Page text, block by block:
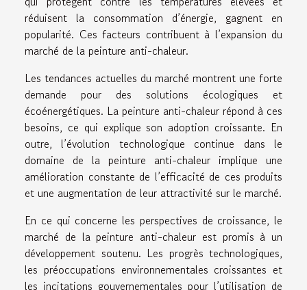
réduisent la consommation d’énergie, gagnent en
popularité. Ces facteurs contribuent à l’expansion du
marché de la peinture anti-chaleur.
Les tendances actuelles du marché montrent une forte
demande pour des solutions écologiques et
écoénergétiques. La peinture anti-chaleur répond à ces
besoins, ce qui explique son adoption croissante. En
outre, l’évolution technologique continue dans le
domaine de la peinture anti-chaleur implique une
amélioration constante de l’efficacité de ces produits
et une augmentation de leur attractivité sur le marché.
En ce qui concerne les perspectives de croissance, le
marché de la peinture anti-chaleur est promis à un
développement soutenu. Les progrès technologiques,
les préoccupations environnementales croissantes et
les incitations gouvernementales pour l’utilisation de